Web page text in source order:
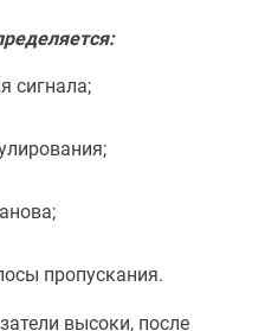
сигнала;
пропускания.
высоки, после